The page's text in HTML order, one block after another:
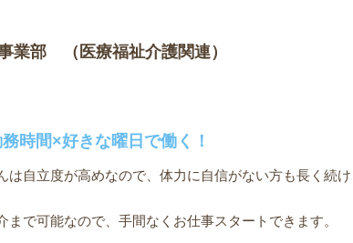
業部 （医療福祉介護関連）
時間×好きな曜日で働く！
自立度が高めなので、体力に自信がない方も長く続け
で可能なので、手間なくお仕事スタートできます。